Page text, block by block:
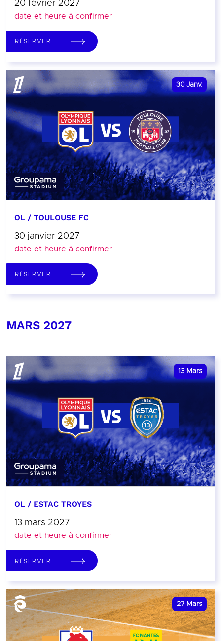
20 février 2027
date et heure à confirmer
RÉSERVER
30 Janv.
OL / TOULOUSE FC
30 janvier 2027
date et heure à confirmer
RÉSERVER
MARS 2027
13 Mars
OL / ESTAC TROYES
13 mars 2027
date et heure à confirmer
RÉSERVER
27 Mars